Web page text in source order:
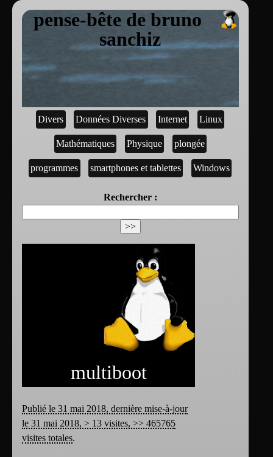
pense-bête de bruno
sanchiz
Divers Données Diverses Internet Linux
Mathématiques Physique plongée
programmes smartphones et tablettes Windows
Rechercher :
multiboot
Publié le 31 mai 2018, dernière mise-à-jour
le 31 mai 2018, > 13 visites, >> 465765
visites totales.